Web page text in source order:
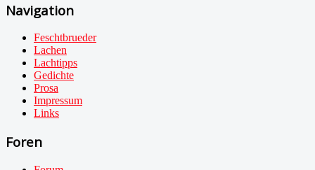
Navigation
Feschtbrueder
Lachen
Lachtipps
Gedichte
Prosa
Impressum
Links
Foren